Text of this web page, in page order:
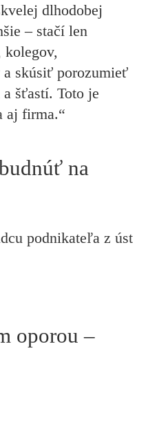
dlhodobej
– stačí len
kolegov,
a skúsiť porozumieť
šťastí. Toto je
aj firma.“
na
podnikateľa z úst
oporou –